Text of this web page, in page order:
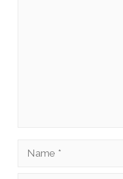
Name